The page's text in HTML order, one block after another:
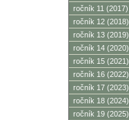
ročník 11 (2017)
ročník 12 (2018)
ročník 13 (2019)
ročník 14 (2020)
ročník 15 (2021)
ročník 16 (2022)
ročník 17 (2023)
ročník 18 (2024)
ročník 19 (2025)